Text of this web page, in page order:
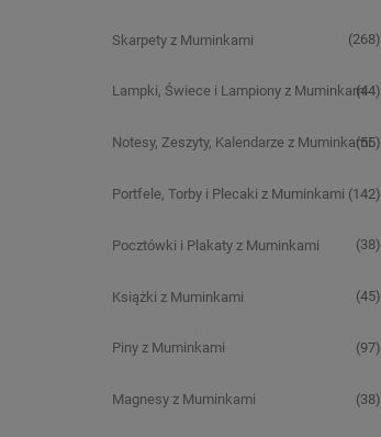
Skarpety z Muminkami (268)
Lampki, Świece i Lampiony z Muminkami(44)
Notesy, Zeszyty, Kalendarze z Muminkami(55)
Portfele, Torby i Plecaki z Muminkami (142)
Pocztówki i Plakaty z Muminkami (38)
Książki z Muminkami (45)
Piny z Muminkami (97)
Magnesy z Muminkami (38)